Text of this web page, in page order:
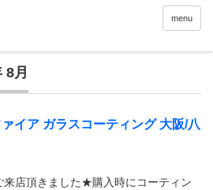
menu
8月
イア ガラスコーティング 大阪/八
来店頂きました★購入時にコーティン